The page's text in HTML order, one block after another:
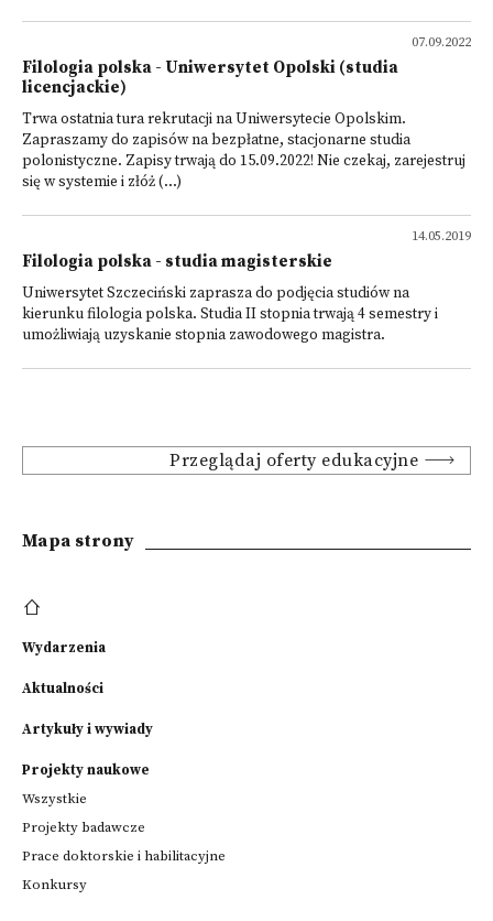
07.09.2022
Filologia polska - Uniwersytet Opolski (studia
licencjackie)
Trwa ostatnia tura rekrutacji na Uniwersytecie Opolskim.
Zapraszamy do zapisów na bezpłatne, stacjonarne studia
polonistyczne. Zapisy trwają do 15.09.2022! Nie czekaj, zarejestruj
się w systemie i złóż (...)
14.05.2019
Filologia polska - studia magisterskie
Uniwersytet Szczeciński zaprasza do podjęcia studiów na
kierunku filologia polska. Studia II stopnia trwają 4 semestry i
umożliwiają uzyskanie stopnia zawodowego magistra.
Przeglądaj oferty edukacyjne
Mapa strony
Wydarzenia
Aktualności
Artykuły i wywiady
Projekty naukowe
Wszystkie
Projekty badawcze
Prace doktorskie i habilitacyjne
Konkursy